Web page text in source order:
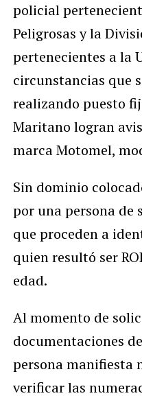
policial
Peligrosas y la
pertenecientes a la
circunstancias que
realizando puesto
Maritano logran
marca Motomel,
Sin dominio
por una persona de
que proceden a
quien resultó ser
edad.
Al momento de
documentaciones
persona manifiesta
verificar las